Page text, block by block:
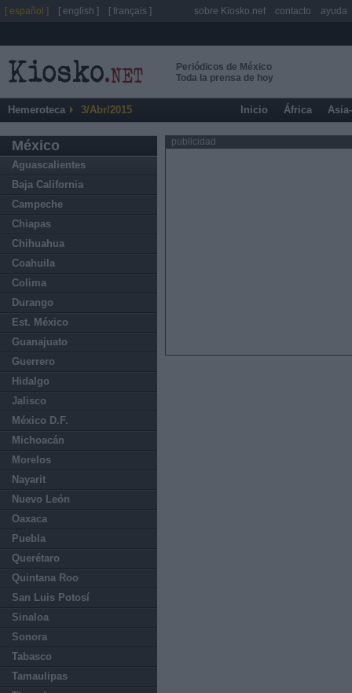
Periódicos de México
Toda la prensa de hoy
Hemeroteca 3/Abr/2015 Inicio África
México
Aguascalientes
Baja California
Campeche
Chiapas
Chihuahua
Coahuila
Colima
Durango
Est. México
Guanajuato
Guerrero
Hidalgo
Jalisco
México D.F.
Michoacán
Morelos
Nayarit
Nuevo León
Oaxaca
Puebla
Querétaro
Quintana Roo
San Luis Potosí
Sinaloa
Sonora
Tabasco
Tamaulipas
publicidad
[ español ] [ english ] [ français ] sobre Kiosko.net contacto ayuda